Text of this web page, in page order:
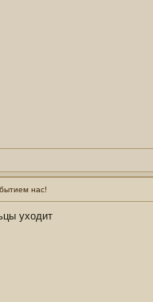
нас!
уходит